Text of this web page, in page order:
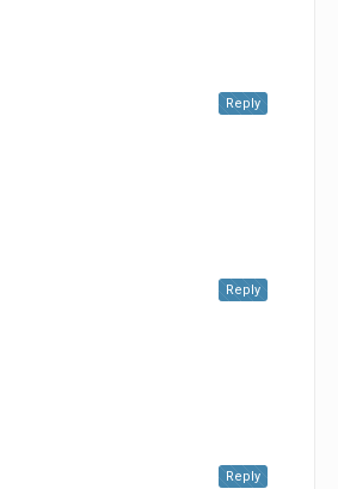
Reply
Reply
Reply